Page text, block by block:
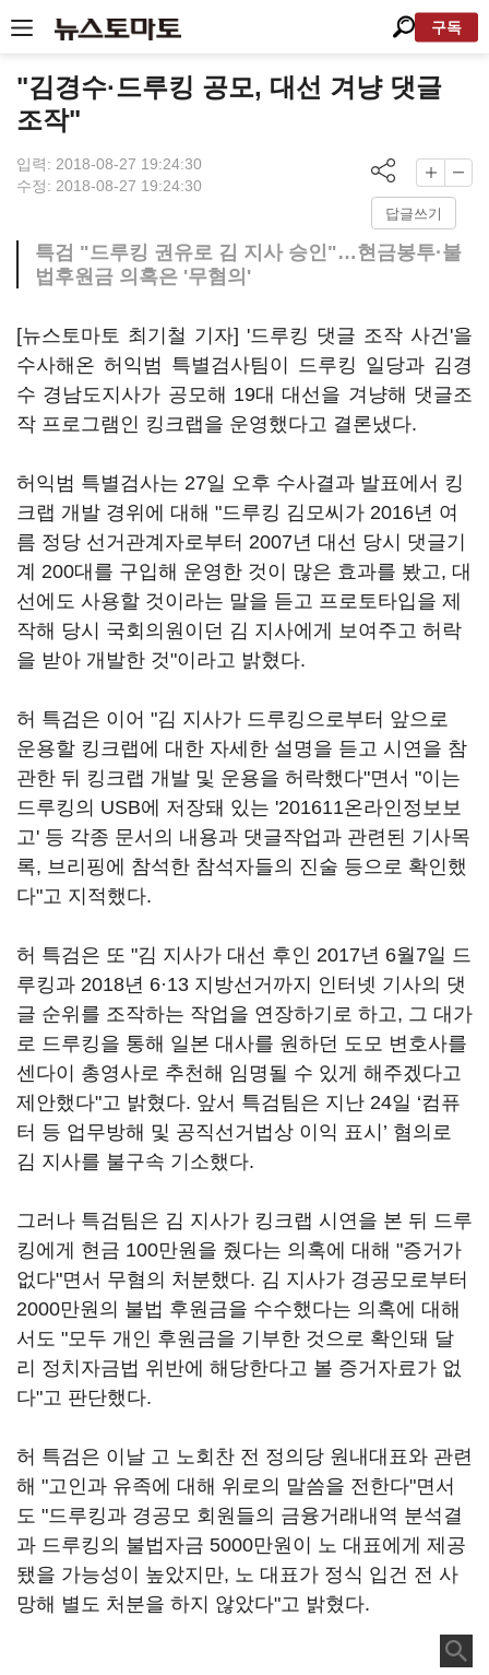
구독
"김경수·드루킹 공모, 대선 겨냥 댓글
조작"
입력: 2018-08-27 19:24:30
수정: 2018-08-27 19:24:30
답글쓰기
특검 "드루킹 권유로 김 지사 승인"…현금봉투·불
법후원금 의혹은 '무혐의'
[뉴스토마토 최기철 기자] '드루킹 댓글 조작 사건'을
수사해온 허익범 특별검사팀이 드루킹 일당과 김경
수 경남도지사가 공모해 19대 대선을 겨냥해 댓글조
작 프로그램인 킹크랩을 운영했다고 결론냈다.
허익범 특별검사는 27일 오후 수사결과 발표에서 킹
크랩 개발 경위에 대해 "드루킹 김모씨가 2016년 여
름 정당 선거관계자로부터 2007년 대선 당시 댓글기
계 200대를 구입해 운영한 것이 많은 효과를 봤고, 대
선에도 사용할 것이라는 말을 듣고 프로토타입을 제
작해 당시 국회의원이던 김 지사에게 보여주고 허락
을 받아 개발한 것"이라고 밝혔다.
허 특검은 이어 "김 지사가 드루킹으로부터 앞으로
운용할 킹크랩에 대한 자세한 설명을 듣고 시연을 참
관한 뒤 킹크랩 개발 및 운용을 허락했다"면서 "이는
드루킹의 USB에 저장돼 있는 '201611온라인정보보
고' 등 각종 문서의 내용과 댓글작업과 관련된 기사목
록, 브리핑에 참석한 참석자들의 진술 등으로 확인했
다"고 지적했다.
허 특검은 또 "김 지사가 대선 후인 2017년 6월7일 드
루킹과 2018년 6·13 지방선거까지 인터넷 기사의 댓
글 순위를 조작하는 작업을 연장하기로 하고, 그 대가
로 드루킹을 통해 일본 대사를 원하던 도모 변호사를
센다이 총영사로 추천해 임명될 수 있게 해주겠다고
제안했다"고 밝혔다. 앞서 특검팀은 지난 24일 ‘컴퓨
터 등 업무방해 및 공직선거법상 이익 표시’ 혐의로
김 지사를 불구속 기소했다.
그러나 특검팀은 김 지사가 킹크랩 시연을 본 뒤 드루
킹에게 현금 100만원을 줬다는 의혹에 대해 "증거가
없다"면서 무혐의 처분했다. 김 지사가 경공모로부터
2000만원의 불법 후원금을 수수했다는 의혹에 대해
서도 "모두 개인 후원금을 기부한 것으로 확인돼 달
리 정치자금법 위반에 해당한다고 볼 증거자료가 없
다"고 판단했다.
허 특검은 이날 고 노회찬 전 정의당 원내대표와 관련
해 "고인과 유족에 대해 위로의 말씀을 전한다"면서
도 "드루킹과 경공모 회원들의 금융거래내역 분석결
과 드루킹의 불법자금 5000만원이 노 대표에게 제공
됐을 가능성이 높았지만, 노 대표가 정식 입건 전 사
망해 별도 처분을 하지 않았다"고 밝혔다.